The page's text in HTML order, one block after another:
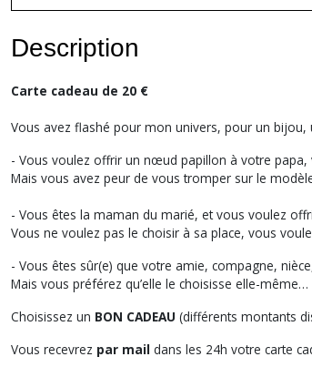
Description
Carte cadeau de 20 €
Vous avez flashé pour mon univers, pour un
- Vous voulez offrir un nœud papillon à votre
Mais vous avez peur de vous tromper sur le
- Vous êtes la maman du marié, et vous voulez
Vous ne voulez pas le choisir à sa place, vous
- Vous êtes sûr(e) que votre amie, compagne,
Mais vous préférez qu’elle le choisisse elle-même…
Choisissez un BON CADEAU (différents montants
Vous recevrez par mail dans les 24h votre carte